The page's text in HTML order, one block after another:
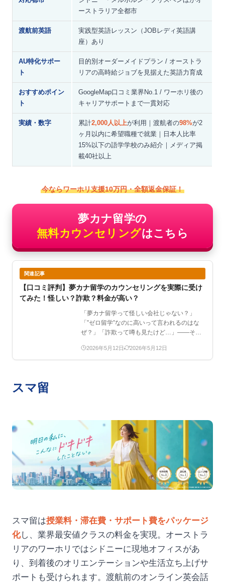
ーストラリア全都市
渡航前英語
実践型英語レッスン（JOBレディ英語講
座）あり
AU特化サポー
ト
目的別オーダーメイドプラン / オーストラ
リアの高時給ジョブを見据えた英語力育成
おすすめポイン
ト
GoogleMap口コミ業界No.1 / ワーホリ後の
キャリアサポートまで一貫対応
実績・数字 累計2,000人以上が利用｜渡航者の98%が2
ヶ月以内に希望職種で就業｜日本人比率
15%以下の語学学校のみ紹介｜メディア掲
載40社以上
今ならワーホリ支援10万円・全額返金保証！
夢カナ留学の
無料カウンセリングはこちら
関連記事
【口コミ評判】夢カナ留学のカウンセリングを実際に受け
てみた！怪しい？詐欺？料金が高い？
「夢カナ留学って怪しい会社じゃない？」
「”ゼロ留学”なのに高いって言われるのはな
ぜ？」「詐欺って噂も見たけど…」――そん
2026年5月12日 2026年5月12日
スマ留
スマ留は授業料・滞在費・サポート費をパッケージ
化し、業界最安値クラスの料金を実現。オーストラ
リアのワーホリではシドニーに現地オフィスがあ
り、到着後のオリエンテーションや生活立ち上げサ
ポートも受けられます。渡航前のオンライン英会話